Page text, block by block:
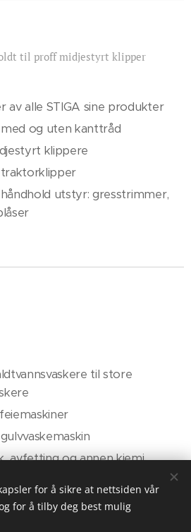
til proff midjestyrt klipper
av alle STIGA sine produkter
og uten kanttråd
klippere
utstyr: gresstrimmer,
til store
avfetting og annen kjemi
for å sikre at nettsiden vår
for å tilby deg best mulig